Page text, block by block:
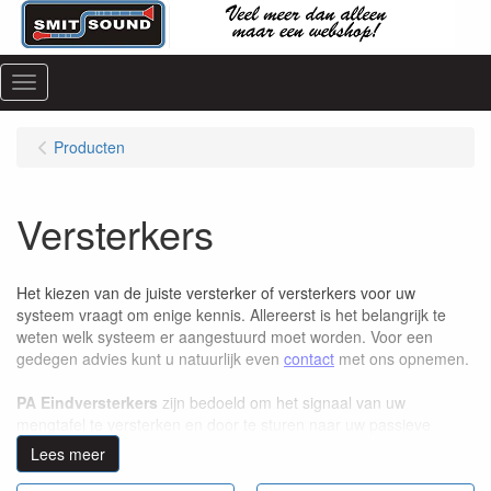
Menu
Producten
Versterkers
Het kiezen van de juiste versterker of versterkers voor uw
systeem vraagt om enige kennis. Allereerst is het belangrijk te
weten welk systeem er aangestuurd moet worden. Voor een
gedegen advies kunt u natuurlijk even contact met ons opnemen.
PA Eindversterkers zijn bedoeld om het signaal van uw
speakers. Het vermogen van de versterker moet groot genoeg
zijn om, om te kunnen gaan met de hoogste pieken in uw signaal
Lees meer